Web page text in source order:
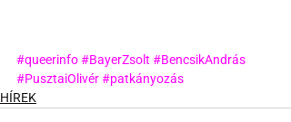
#queerinfo#BayerZsolt #BencsikAndrás
#PusztaiOlivér#patkányozás
HÍREK